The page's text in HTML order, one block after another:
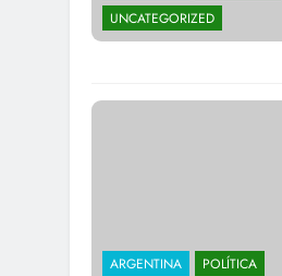
UNCATEGORIZED
ARGENTINA
POLÍTICA